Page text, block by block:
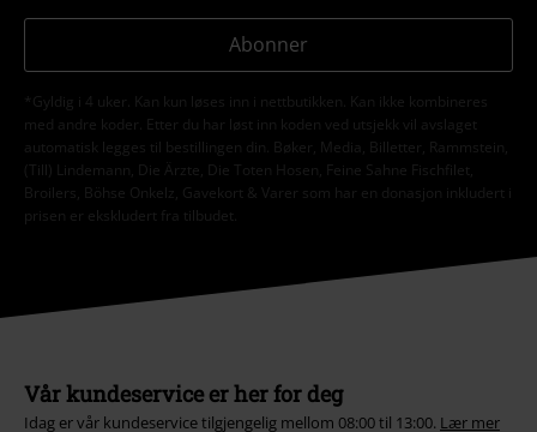
Abonner
*Gyldig i 4 uker. Kan kun løses inn i nettbutikken. Kan ikke kombineres
med andre koder. Etter du har løst inn koden ved utsjekk vil avslaget
automatisk legges til bestillingen din. Bøker, Media, Billetter, Rammstein,
(Till) Lindemann, Die Ärzte, Die Toten Hosen, Feine Sahne Fischfilet,
Broilers, Böhse Onkelz, Gavekort & Varer som har en donasjon inkludert i
prisen er ekskludert fra tilbudet.
Vår kundeservice er her for deg
Idag er vår kundeservice tilgjengelig mellom 08:00 til 13:00. Lær mer